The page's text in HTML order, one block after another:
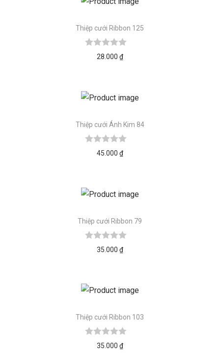
Thiệp cưới Ribbon 125
28.000 ₫
Thiệp cưới Ánh Kim 84
45.000 ₫
Thiệp cưới Ribbon 79
35.000 ₫
Thiệp cưới Ribbon 103
35.000 ₫